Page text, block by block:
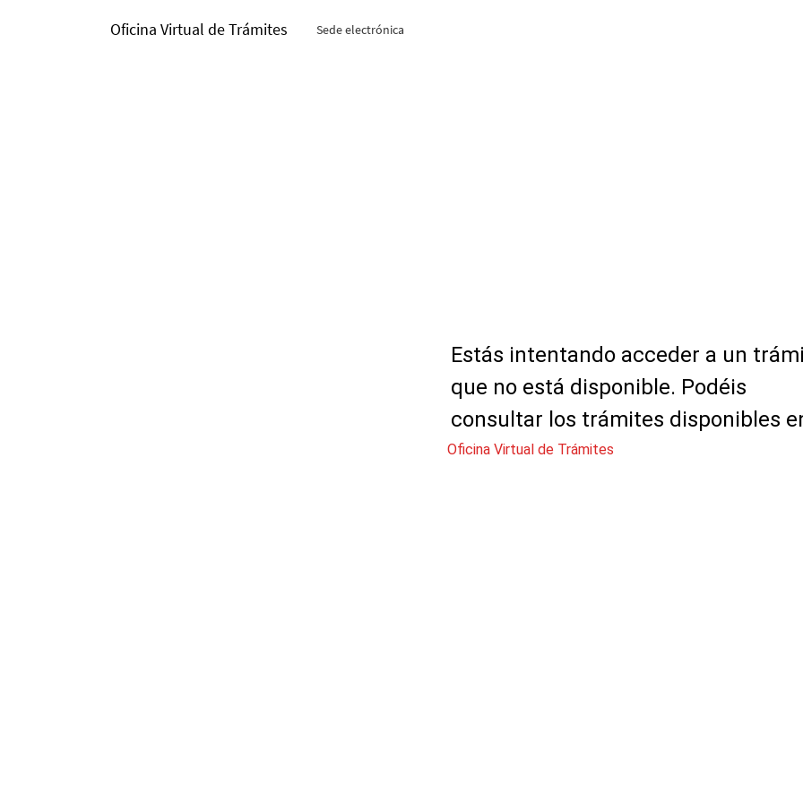
Oficina Virtual de Trámites Sede electrónica
Estás intentando acceder a un
que no está disponible. Podéis
consultar los trámites disponibles
Oficina Virtual de Trámites